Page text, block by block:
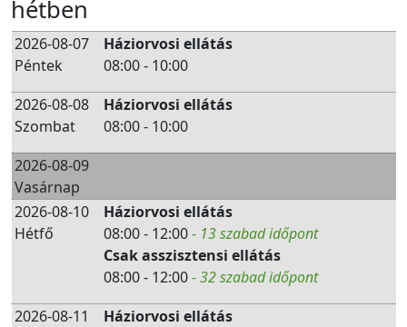
hétben
2026-08-07
Péntek
Háziorvosi ellátás
08:00 - 10:00
2026-08-08
Szombat
Háziorvosi ellátás
08:00 - 10:00
2026-08-09
Vasárnap
2026-08-10
Hétfő
Háziorvosi ellátás
08:00 - 12:00- 13 szabad időpont
Csak asszisztensi ellátás
08:00 - 12:00- 32 szabad időpont
2026-08-11
Háziorvosi ellátás